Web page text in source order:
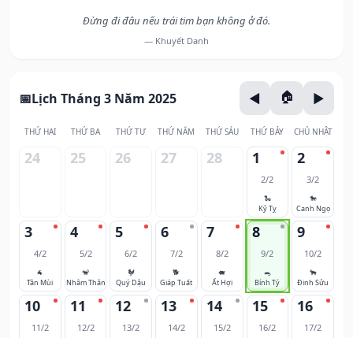
Đừng đi đâu nếu trái tim bạn không ở đó.
— Khuyết Danh
Lịch Tháng 3 Năm 2025
THỨ HAI THỨ BA THỨ TƯ THỨ NĂM THỨ SÁU THỨ BẢY CHỦ NHẬT
24 25 26 27 28 1
2/2
🐍
Kỷ Tỵ
2
3/2
🐎
Canh Ngọ
3
4/2
🐐
Tân Mùi
4
5/2
🐒
Nhâm Thân
5
6/2
🐓
Quý Dậu
6
7/2
🐕
Giáp Tuất
7
8/2
🐖
Ất Hợi
8
9/2
🐀
Bính Tý
9
10/2
🐂
Đinh Sửu
10
11/2
11
12/2
12
13/2
13
14/2
14
15/2
15
16/2
16
17/2